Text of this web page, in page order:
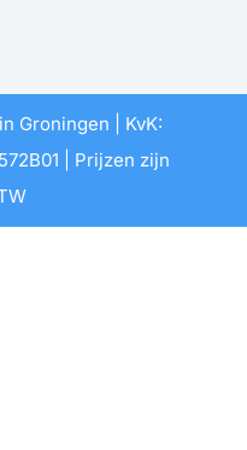
Groningen | KvK:
| Prijzen zijn